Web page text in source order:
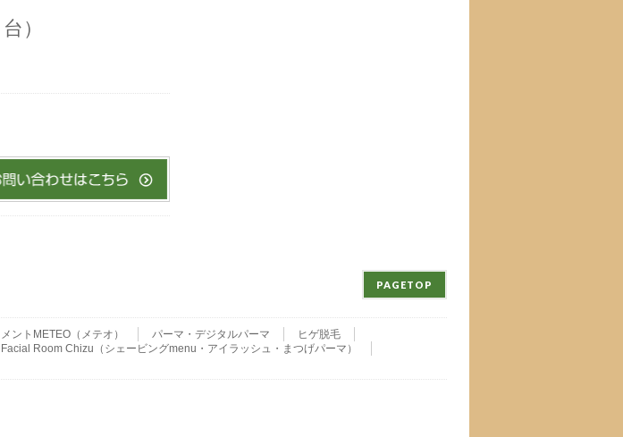
）
PAGETOP
ントMETEO（メテオ） パーマ・デジタルパーマ
ヒゲ脱毛
Facial Room Chizu（シェービングmenu・アイラッシュ・まつげパーマ）